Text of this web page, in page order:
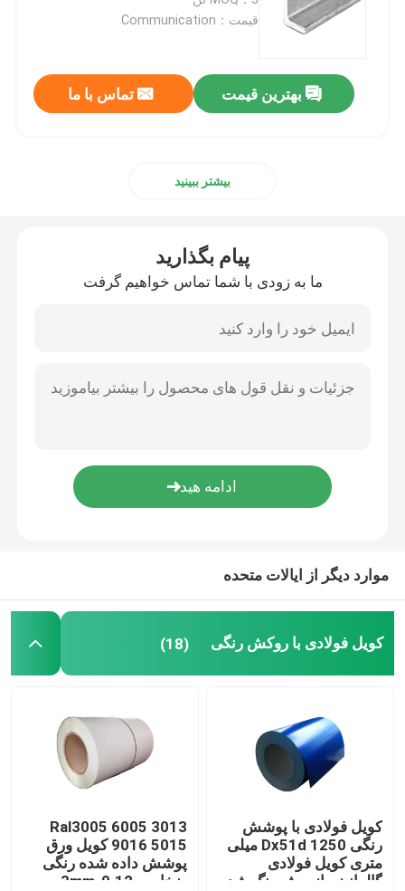
کویل فولادی PPGI
ورق فولادی ضد زنگ
کویل فولاد کربنی
ورق فولاد کربنی
فولاد زاویه سازه
لوله کربن فولادی
قیمت：Communication
بهترین قیمت تماس با ما
بیشتر ببینید
پیام بگذارید
ما به زودی با شما تماس خواهیم گرفت
موارد دیگر از ایالات متحده
کویل فولادی با روکش رنگی (18)
کویل فولادی با پوشش
رنگی Dx51d 1250 میلی
متری کویل فولادی
گالوانیزه از پیش رنگ شده
Ral3005 6005 3013
9016 5015 کویل ورق
پوشش داده شده رنگی
ضخامت 0.12-3mm